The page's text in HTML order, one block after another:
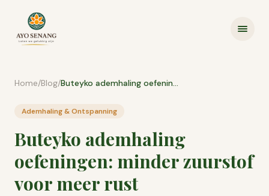
Home/Blog/ Buteyko ademhaling oefeningen: minder zuurstof voor meer rust
Ademhaling & Ontspanning
Buteyko ademhaling
oefeningen: minder zuurstof
voor meer rust